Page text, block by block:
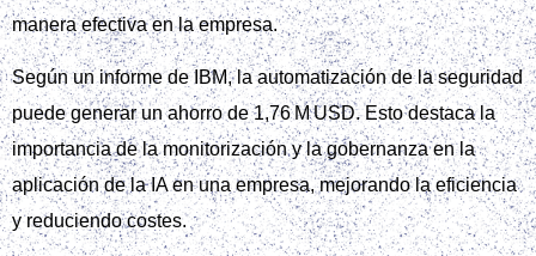
manera efectiva en la empresa.
Según un informe de IBM, la automatización de la seguridad
puede generar un ahorro de 1,76 M USD. Esto destaca la
importancia de la monitorización y la gobernanza en la
aplicación de la IA en una empresa, mejorando la eficiencia
y reduciendo costes.